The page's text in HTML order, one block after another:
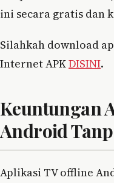
ini secara gratis dan
Silahkah download
Internet APKDISINI.
Keuntungan
Android
Aplikasi TV offline